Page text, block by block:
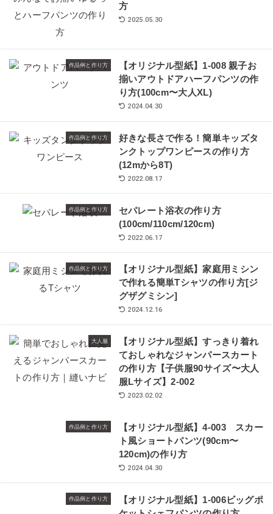
方
2025.05.30
作品例と作り方
【オリジナル型紙】1-008 親子お
揃いアウトドアハーフパンツの作
り方(100cm〜大人XL)
2024.04.30
作品例と作り方
好きな長さで作る！簡単キッズタ
ンクトップワンピースの作り方
(12mから8T)
2022.08.17
作品例と作り方
セパレート浴衣の作り方
(100cm/110cm/120cm)
2022.06.17
作品例と作り方
【オリジナル型紙】家庭用ミシン
で作れる簡単Tシャツの作り方[ジ
グザグミシン]
2024.12.16
大人服
【オリジナル型紙】すっきり着れ
ておしゃれなジャンパースカート
の作り方【子供服90サイズ〜大人
服Lサイズ】2-002
2023.02.02
作品例と作り方
【オリジナル型紙】4-003 スカー
ト風ショートパンツ(90cm〜
120cm)の作り方
2024.04.30
作品例と作り方
【オリジナル型紙】1-006ビッグポ